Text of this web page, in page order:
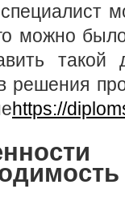
можно
решения
https://